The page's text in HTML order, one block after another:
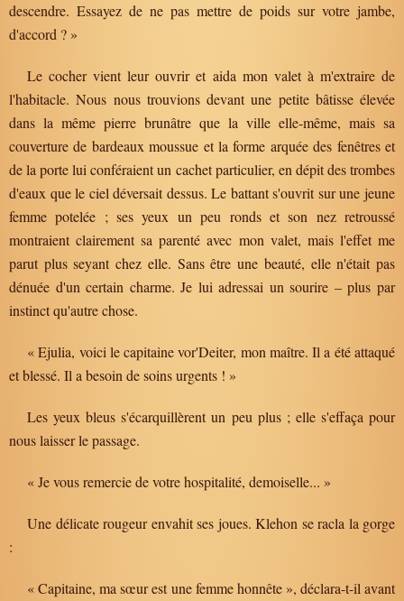
descendre. Essayez de ne pas mettre de poids sur votre jambe,
d'accord ? »
Le cocher vient leur ouvrir et aida mon valet à m'extraire de
l'habitacle. Nous nous trouvions devant une petite bâtisse élevée
dans la même pierre brunâtre que la ville elle-même, mais sa
couverture de bardeaux moussue et la forme arquée des fenêtres et
de la porte lui conféraient un cachet particulier, en dépit des trombes
d'eaux que le ciel déversait dessus. Le battant s'ouvrit sur une jeune
femme potelée ; ses yeux un peu ronds et son nez retroussé
montraient clairement sa parenté avec mon valet, mais l'effet me
parut plus seyant chez elle. Sans être une beauté, elle n'était pas
dénuée d'un certain charme. Je lui adressai un sourire – plus par
instinct qu'autre chose.
« Ejulia, voici le capitaine vor'Deiter, mon maître. Il a été attaqué
et blessé. Il a besoin de soins urgents ! »
Les yeux bleus s'écarquillèrent un peu plus ; elle s'effaça pour
nous laisser le passage.
« Je vous remercie de votre hospitalité, demoiselle... »
Une délicate rougeur envahit ses joues. Klehon se racla la gorge
:
« Capitaine, ma sœur est une femme honnête », déclara-t-il avant